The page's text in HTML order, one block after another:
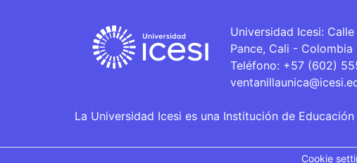
Universidad Icesi:
Pance, Cali - Colombia
Teléfono: +57 (602)
La Universidad Icesi es una Institución de
Cookie